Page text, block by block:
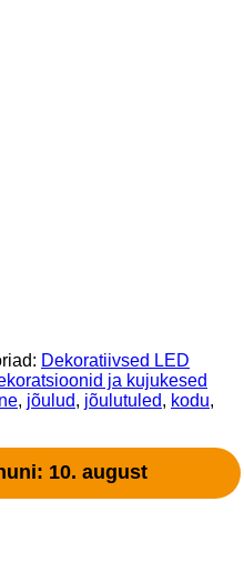
Dekoratiivsed LED
ja kujukesed
, jõulud, jõulutuled, kodu,
10. august